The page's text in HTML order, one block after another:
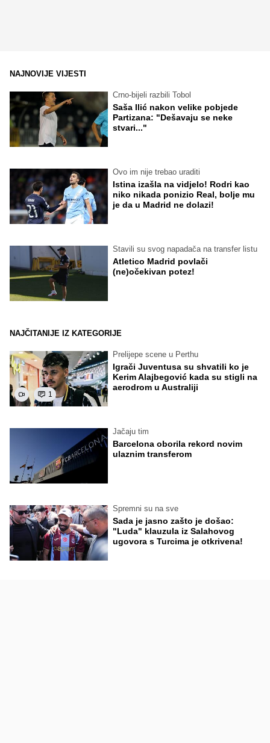
NAJNOVIJE VIJESTI
Crno-bijeli razbili Tobol
Saša Ilić nakon velike pobjede
Partizana: "Dešavaju se neke
stvari..."
Ovo im nije trebao uraditi
Istina izašla na vidjelo! Rodri kao
niko nikada ponizio Real, bolje mu
je da u Madrid ne dolazi!
Stavili su svog napadača na transfer listu
Atletico Madrid povlači
(ne)očekivan potez!
NAJČITANIJE IZ KATEGORIJE
1
Prelijepe scene u Perthu
Igrači Juventusa su shvatili ko je
Kerim Alajbegović kada su stigli na
aerodrom u Australiji
Jačaju tim
Barcelona oborila rekord novim
ulaznim transferom
Spremni su na sve
Sada je jasno zašto je došao:
"Luda" klauzula iz Salahovog
ugovora s Turcima je otkrivena!